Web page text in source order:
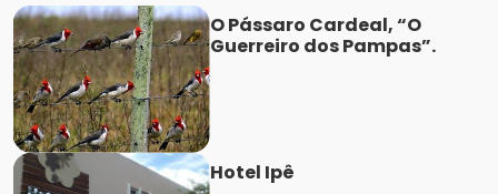
O Pássaro Cardeal, “O
Guerreiro dos Pampas”.
Hotel Ipê